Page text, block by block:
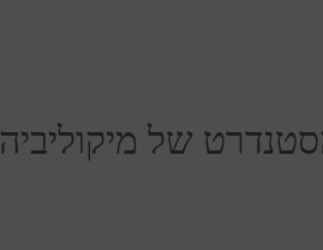
של מיקוליביה